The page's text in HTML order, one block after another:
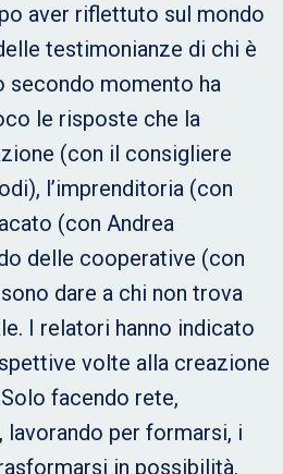
aver riflettuto sul mondo
testimonianze di chi è
secondo momento ha
le risposte che la
(con il consigliere
l’imprenditoria (con
(con Andrea
delle cooperative (con
dare a chi non trova
I relatori hanno indicato
volte alla creazione
facendo rete,
per formarsi, i
in possibilità.